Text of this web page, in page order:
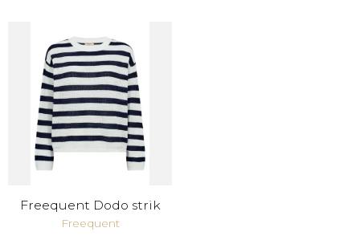
Freequent Dodo strik
Freequent